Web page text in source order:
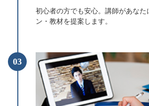
初心者の方でも安心。講師があなた
ン・教材を提案します。
03